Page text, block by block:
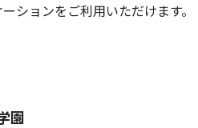
ションをご利用いただけます。
園